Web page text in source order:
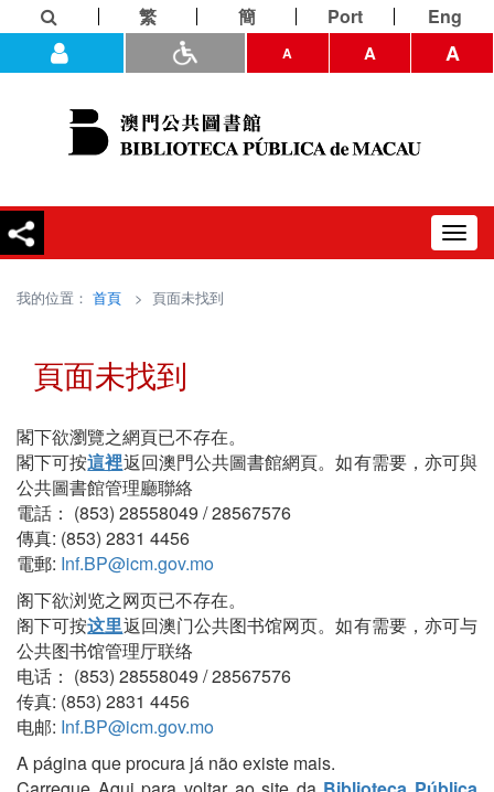
繁 簡 Port Eng
A A A
我的位置： 首頁 > 頁面未找到
頁面未找到
閣下欲瀏覽之網頁已不存在。
閣下可按這裡返回澳門公共圖書館網頁。如有需要，亦可與
公共圖書館管理廳聯絡
電話： (853) 28558049 / 28567576
傳真: (853) 2831 4456
電郵: Inf.BP@icm.gov.mo
阁下欲浏览之网页已不存在。
阁下可按这里返回澳门公共图书馆网页。如有需要，亦可与
公共图书馆管理厅联络
电话： (853) 28558049 / 28567576
传真: (853) 2831 4456
电邮: Inf.BP@icm.gov.mo
A página que procura já não existe mais.